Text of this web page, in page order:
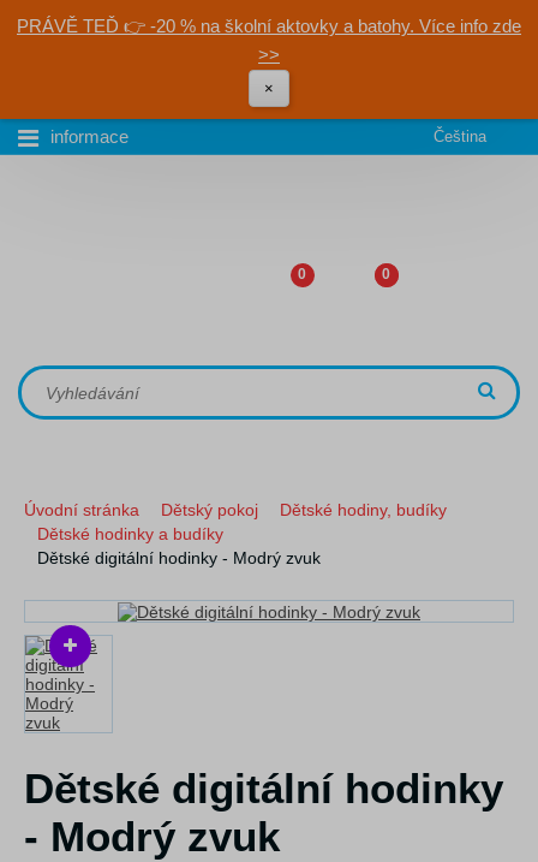
PRÁVĚ TEĎ 👉 -20 % na školní aktovky a batohy. Více info zde
>>
×
informace Čeština
0 0
Úvodní stránka Dětský pokoj
Dětské hodiny, budíky
Dětské hodinky a budíky
Dětské digitální hodinky - Modrý zvuk
Dětské digitální hodinky
- Modrý zvuk